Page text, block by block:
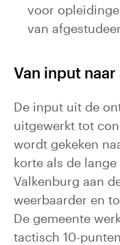
voor
van
Van input
De input uit de
uitgewerkt tot
wordt gekeken
korte als de
Valkenburg aan
weerbaarder en
De gemeente
tactisch 10-